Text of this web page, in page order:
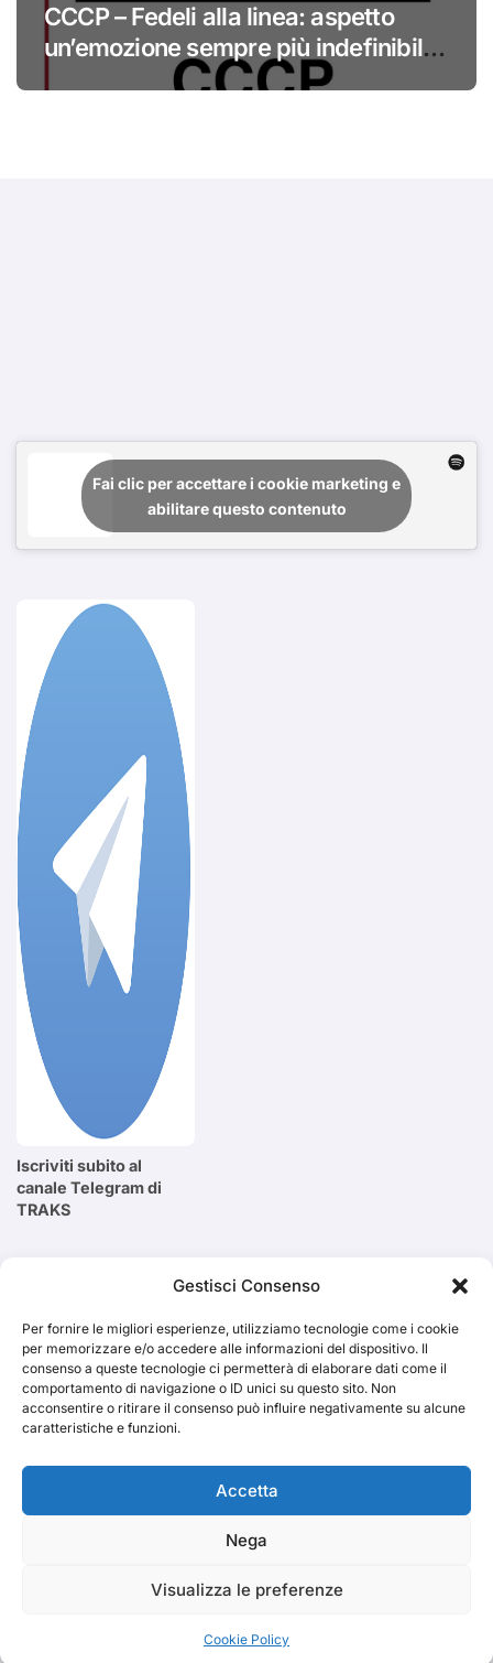
Gestisci Consenso
Per fornire le migliori esperienze, utilizziamo tecnologie come i cookie
per memorizzare e/o accedere alle informazioni del dispositivo. Il
consenso a queste tecnologie ci permetterà di elaborare dati come il
comportamento di navigazione o ID unici su questo sito. Non
acconsentire o ritirare il consenso può influire negativamente su alcune
caratteristiche e funzioni.
Accetta
Nega
Visualizza le preferenze
Cookie Policy
CCCP – Fedeli alla linea: aspetto
un’emozione sempre più indefinibile
#primadinoi
Fai clic per accettare i cookie marketing e
abilitare questo contenuto
Iscriviti subito al
canale Telegram di
TRAKS
Cerca
TRAKS
Dal 2014 musica indipendente ed emergente